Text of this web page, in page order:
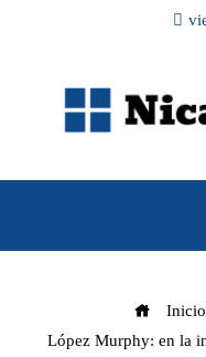
Inicio
López Murphy: en la